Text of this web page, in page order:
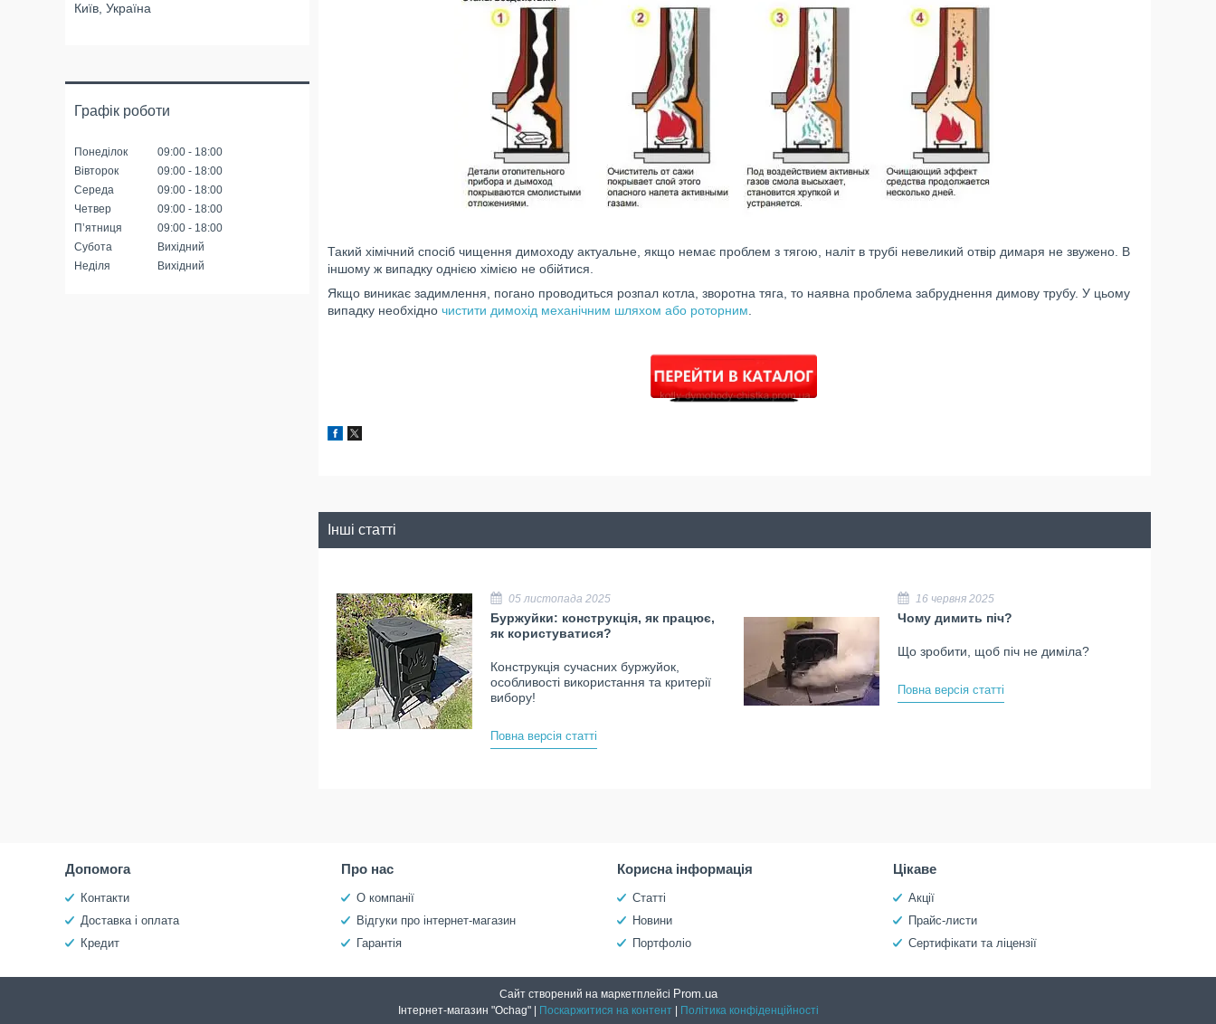
Такий хімічний спосіб чищення димоходу актуальне, якщо немає проблем з тягою, наліт в трубі невеликий отвір димаря не звужено. В
іншому ж випадку однією хімією не обійтися.
Якщо виникає задимлення, погано проводиться розпал котла, зворотна тяга, то наявна проблема забруднення димову трубу. У цьому
випадку необхідно чистити димохід механічним шляхом або роторним
Інші статті
05 листопада 2025
Буржуйки: конструкція, як працює,
як користуватися?
Конструкція сучасних буржуйок,
особливості використання та критерії
вибору!
Повна версія статті
16 червня 2025
Чому димить піч?
Що зробити, щоб піч не диміла?
Повна версія статті
Київ, Україна
Графік роботи
Понеділок 09:00
18:00
Вівторок
09:00
18:00
Середа
09:00
18:00
Четвер
09:00
18:00
Пʼятниця
09:00
18:00
Субота
Вихідний
Неділя
Вихідний
Допомога
Контакти
Доставка і оплата
Кредит
Про нас
О компанії
Відгуки про інтернет-магазин
Гарантія
Корисна інформація
Статті
Новини
Портфоліо
Цікаве
Акції
Прайс-листи
Сертифікати та ліцензії
Сайт створений на маркетплейсі Prom.ua
Інтернет-магазин "Ochag" | Поскаржитися на контент | Політика конфіденційності